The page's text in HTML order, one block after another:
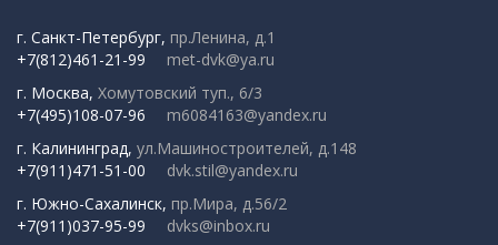
г. Санкт-Петербург, пр.Ленина, д.1
+7(812)461-21-99
met-dvk@ya.ru
г. Москва, Хомутовский туп., 6/3
+7(495)108-07-96
m6084163@yandex.ru
г. Калининград, ул.Машиностроителей, д.148
+7(911)471-51-00
dvk.stil@yandex.ru
г. Южно-Сахалинск, пр.Мира, д.56/2
+7(911)037-95-99
dvks@inbox.ru